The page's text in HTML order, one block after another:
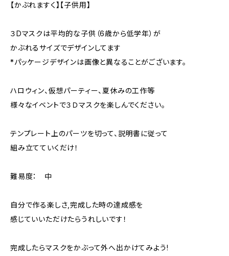
【かぶれますく】【子供用】
３Dマスクは平均的な子供（6歳から低学年）が
かぶれるサイズでデザインしてます
*パッケージデザインは画像と異なることがございます。
ハロウィン、仮想パーティー、夏休みの工作等
様々なイベントで３Ｄマスクを楽しんでください。
テンプレート上のパーツを切って、説明書に従って
組み立てていくだけ！
難易度： 中
自分で作る楽しさ,完成した時の達成感を
感じていいただけたらうれしいです！
完成したらマスクをかぶって外へ出かけてみよう!